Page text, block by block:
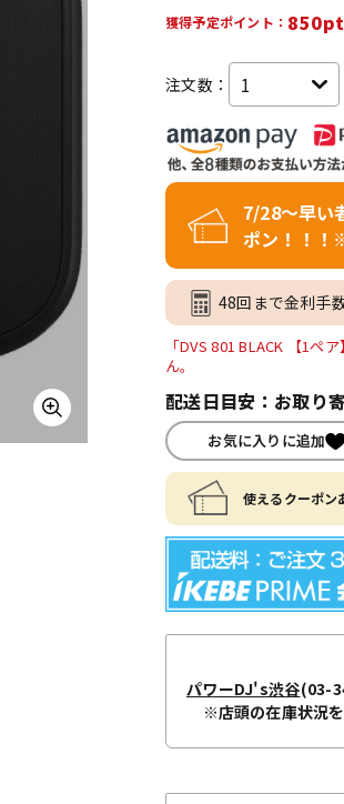
獲得予定ポイント：
注文数：
7/28～早い
ポン！！！
48回まで金利手
「DVS 801 BLACK 【1ペ
ん。
配送日目安：お取り
お気に入りに追加
使えるクーポ
パワーDJ's渋谷(03-
※店頭の在庫状況